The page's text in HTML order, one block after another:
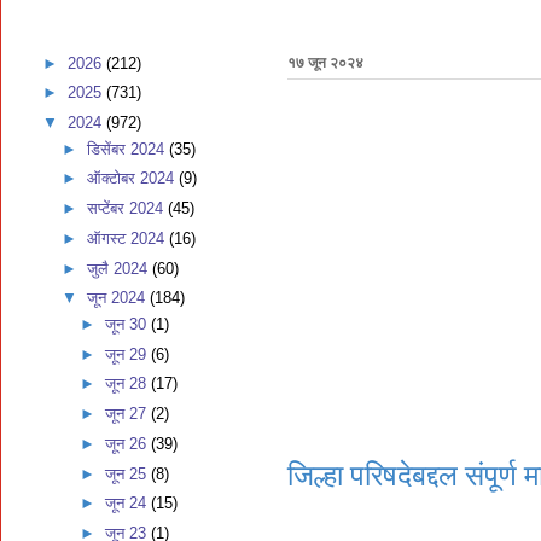
१७ जून २०२४
जिल्हा परिषदेबद्दल संपूर्ण
► 2026 (212)
► 2025 (731)
▼ 2024 (972)
► डिसेंबर 2024 (35)
► ऑक्टोबर 2024 (9)
► सप्टेंबर 2024 (45)
► ऑगस्ट 2024 (16)
► जुलै 2024 (60)
▼ जून 2024 (184)
►जून 30(1)
►जून 29(6)
►जून 28(17)
►जून 27(2)
►जून 26(39)
►जून 25(8)
►जून 24(15)
►जून 23(1)